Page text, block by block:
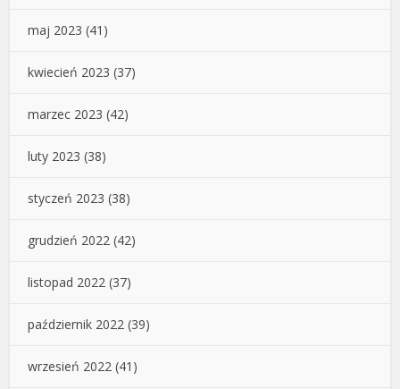
maj 2023 (41)
kwiecień 2023 (37)
marzec 2023 (42)
luty 2023 (38)
styczeń 2023 (38)
grudzień 2022 (42)
listopad 2022 (37)
październik 2022 (39)
wrzesień 2022 (41)